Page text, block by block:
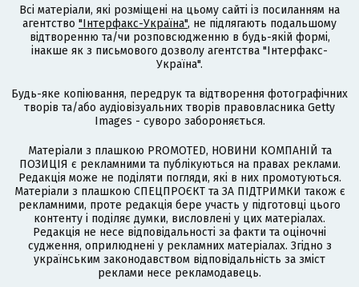
Всі матеріали, які розміщені на цьому сайті із посиланням на
агентство "Інтерфакс-Україна", не підлягають подальшому
відтворенню та/чи розповсюдженню в будь-якій формі,
інакше як з письмового дозволу агентства "Інтерфакс-
Україна".
Будь-яке копіювання, передрук та відтворення фотографічних
творів та/або аудіовізуальних творів правовласника Getty
Images - суворо забороняється.
Матеріали з плашкою PROMOTED, НОВИНИ КОМПАНІЙ та
ПОЗИЦІЯ є рекламними та публікуються на правах реклами.
Редакція може не поділяти погляди, які в них промотуються.
Матеріали з плашкою СПЕЦПРОЄКТ та ЗА ПІДТРИМКИ також є
рекламними, проте редакція бере участь у підготовці цього
контенту і поділяє думки, висловлені у цих матеріалах.
Редакція не несе відповідальності за факти та оціночні
судження, оприлюднені у рекламних матеріалах. Згідно з
українським законодавством відповідальність за зміст
реклами несе рекламодавець.